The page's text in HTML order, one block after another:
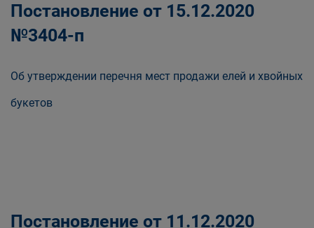
Постановление от 15.12.2020
№3404-п
Об утверждении перечня мест продажи елей и хвойных
букетов
Постановление от 11.12.2020